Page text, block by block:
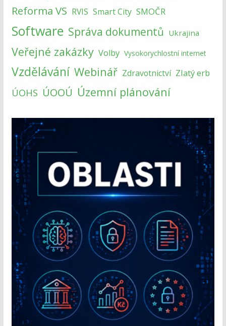
Reforma VS RVIS Smart City SMOČR
Software Správa dokumentů Ukrajina
Veřejné zakázky Volby Vysokorychlostní internet
Vzdělávání Webinář Zdravotnictví Zlatý erb
ÚOHS ÚOOÚ Územní plánování